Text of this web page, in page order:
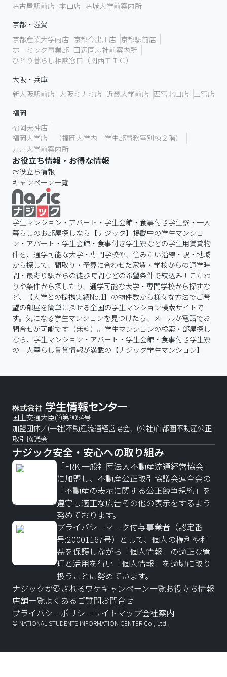
名古屋駅前店 本山店 名城大学前案内所
京都・滋賀
京都産業大学内店 京都今出川店 京都駅前店
ホーミック事業部 田辺同志社前案内所
ひとり暮らし相談窓口（関西ＴＩＣ）
大阪・兵庫
新大阪駅前店 大阪ミナミ店 近畿大学前店 西宮北口店 三宮店
福岡
福岡天神店
福岡大学店 （福岡大学内 学生部事務室別棟２階）
九州大学前案内所
お役立ち情報・お得な情報
お役立ち情報
キャンペーン一覧
学生マンション・アパート・学生会館・食事付き学生寮・一人
暮らしのお部屋探しなら【ナジック】掲載中の学生マンショ
ン・アパート・学生会館・食事付き学生寮などの学生用賃貸物
件を、通学可能な大学・専門学校や、住みたい沿線・駅・地域
から探して、間取り・予算に合わせた家賃・学校からの通学時
間・最寄り駅からの徒歩時間などの希望条件で絞込み！こだわ
りや条件から探したり、通学可能な大学・専門学校から探すな
ど、【大学との提携実績No.1】の物件数から様々な方法でご希
望の部屋を簡単に探せる全国の学生マンション検索サイトで
す。気になる学生マンションを見つけたら、メールか電話でお
問合せが可能です（無料）。学生マンションの検索・部屋探し
なら、学生マンション・アパート・学生会館・食事付き学生寮
の一人暮らし賃貸情報が満載の【ナジック学生マンション】
国土交通大臣(2)第9054号
加盟団体／(一社)不動産流通経営協会、(公社)首都圏不動産公正
取引協議会
ナジック安全・安心への取り組み
「FRK 一般社団法人不動産流通経営協会」
に加盟し、不動産公正取引協議会連合会の
「不動産の表示に関する公正競争規約」を
遵守し適正な広告その他の表示をするよう
努めております。
プライバシーマーク付与事業者（認定番
号:20001167号）として、個人の権利や利
益を保護しながら「個人情報」の適正な管
理と活用を行い「個人情報」を適切に取り
扱うことに努めています。
ナジックが愛されるワケキャンペーン一覧お役立ち情報
店舗一覧よくあるご質問お問合せ
プライバシーポリシーサイトマップ会社案内
© NATIONAL STUDENTS INFORMATION CENTER Co., Ltd.